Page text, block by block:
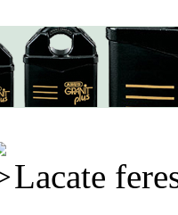
Lacate